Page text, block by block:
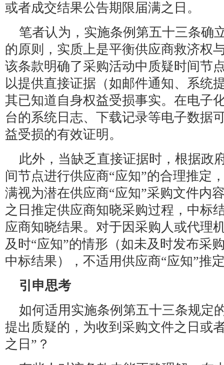
或者成交结果公告期限届满之日。
笔者认为，实施条例第五十三条确
的原则，实质上是平衡供应商救济权
该条款明确了采购活动中质疑时间节
以提供直接证据（如邮件通知、系统
其已知道自身权益受损事实。在电子
台的系统日志、下载记录等电子数据
益受损的有效证明。
此外，当缺乏直接证据时，根据政
间节点进行供应商“应知”的合理推定
满视为潜在供应商“应知”采购文件内
之日推定供应商知晓采购过程，中标
应商知晓结果。对于因采购人或代理
及时“应知”的情形（如未及时发布采
中标结果），不适用供应商“应知”推
引申思考
如何适用实施条例第五十三条规定
提出质疑的，为收到采购文件之日或
之日”？